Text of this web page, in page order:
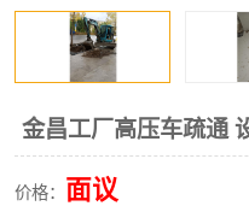
金昌工厂高压车疏通
价格： 面议